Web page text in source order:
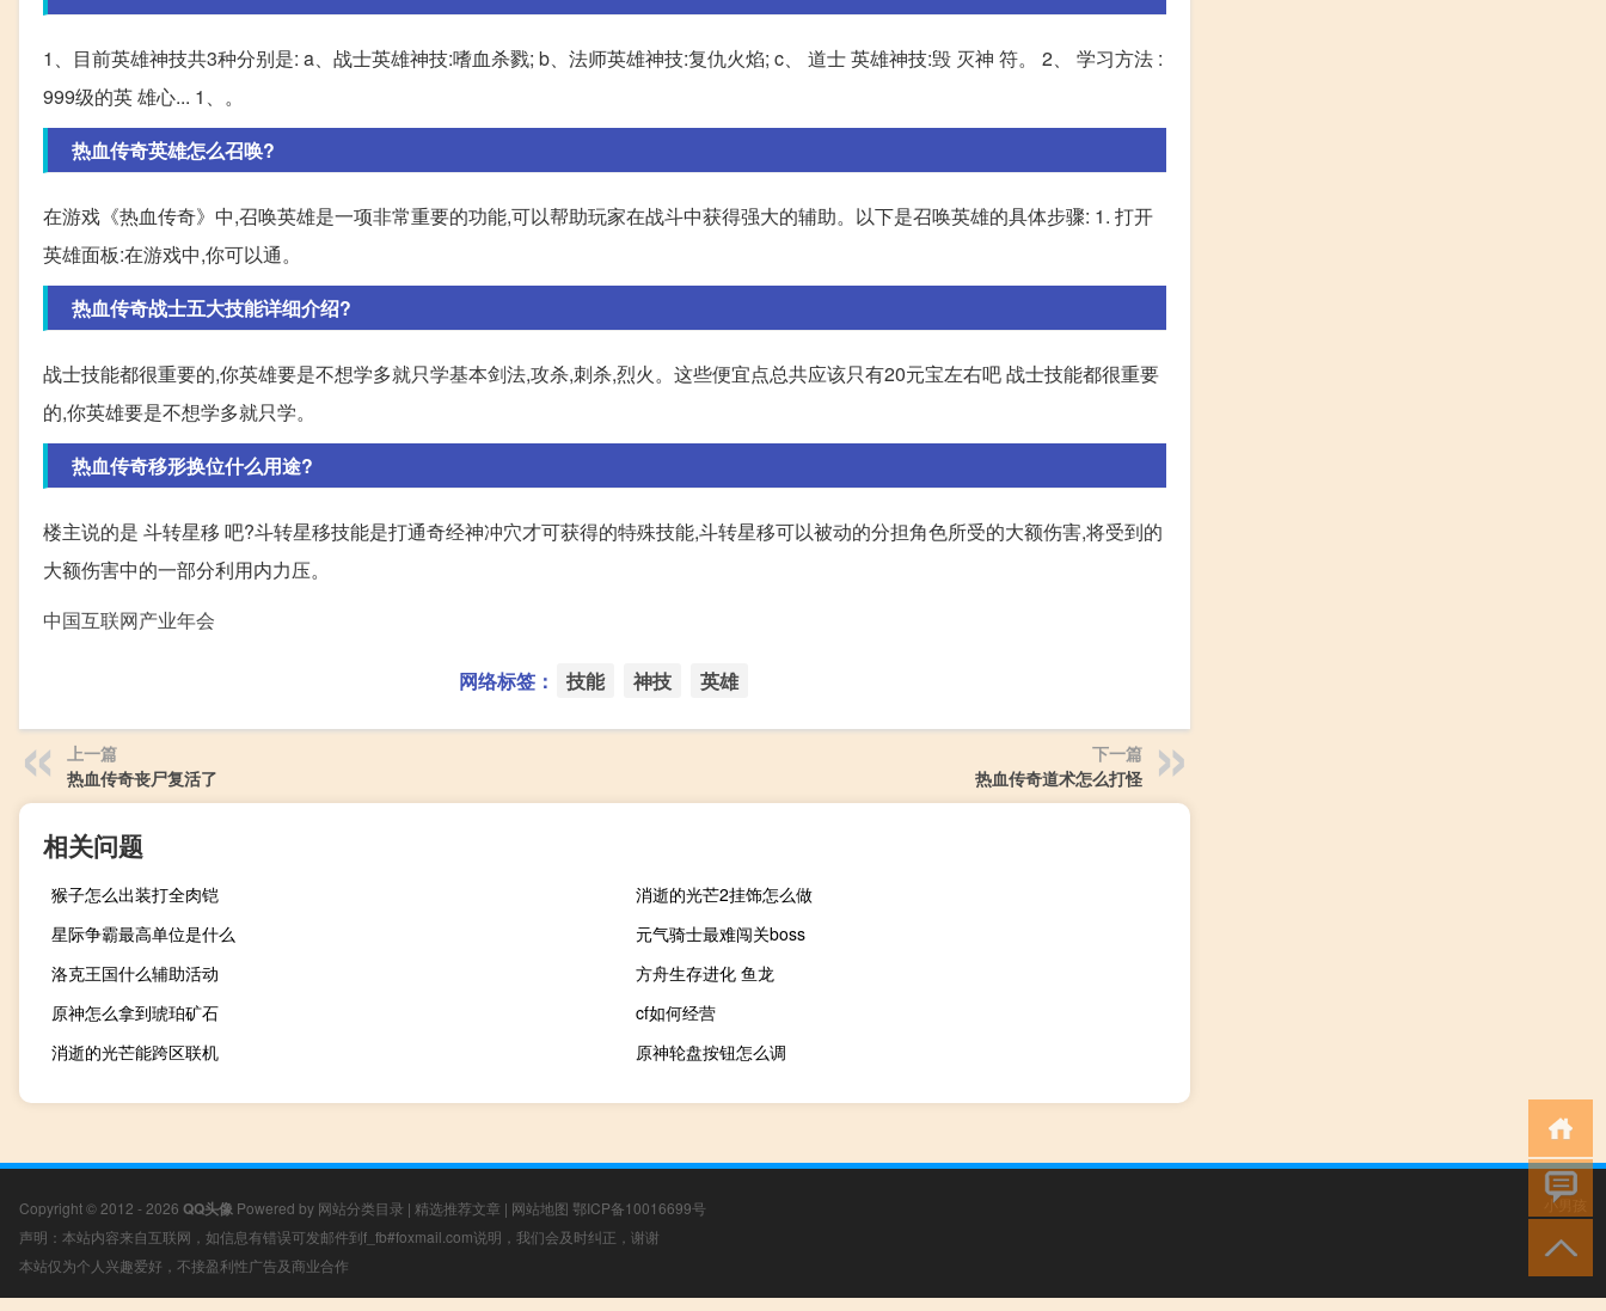
1、目前英雄神技共3种分别是: a、战士英雄神技:嗜血杀戮; b、法师英雄神技:复仇火焰; c、 道士 英雄神技:毁 灭神 符。 2、 学习方法 :
999级的英 雄心... 1、。
热血传奇英雄怎么召唤?
在游戏《热血传奇》中,召唤英雄是一项非常重要的功能,可以帮助玩家在战斗中获得强大的辅助。以下是召唤英雄的具体步骤: 1. 打开
英雄面板:在游戏中,你可以通。
热血传奇战士五大技能详细介绍?
战士技能都很重要的,你英雄要是不想学多就只学基本剑法,攻杀,刺杀,烈火。这些便宜点总共应该只有20元宝左右吧 战士技能都很重要
的,你英雄要是不想学多就只学。
热血传奇移形换位什么用途?
楼主说的是 斗转星移 吧?斗转星移技能是打通奇经神冲穴才可获得的特殊技能,斗转星移可以被动的分担角色所受的大额伤害,将受到的
大额伤害中的一部分利用内力压。
中国互联网产业年会
网络标签： 技能 神技 英雄
上一篇
热血传奇丧尸复活了
下一篇
热血传奇道术怎么打怪
相关问题
猴子怎么出装打全肉铠
消逝的光芒2挂饰怎么做
星际争霸最高单位是什么
元气骑士最难闯关boss
洛克王国什么辅助活动
方舟生存进化 鱼龙
原神怎么拿到琥珀矿石
cf如何经营
消逝的光芒能跨区联机
原神轮盘按钮怎么调
Copyright © 2012 - 2026 QQ头像 Powered by 网站分类目录 | 精选推荐文章 | 网站地图 鄂ICP备10016699号
声明：本站内容来自互联网，如信息有错误可发邮件到f_fb#foxmail.com说明，我们会及时纠正，谢谢
本站仅为个人兴趣爱好，不接盈利性广告及商业合作
小男孩